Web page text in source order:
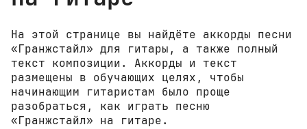
На этой странице вы найдёте аккорды песни
«Гранжстайл» для гитары, а также полный
текст композиции. Аккорды и текст
размещены в обучающих целях, чтобы
начинающим гитаристам было проще
разобраться, как играть песню
«Гранжстайл» на гитаре.